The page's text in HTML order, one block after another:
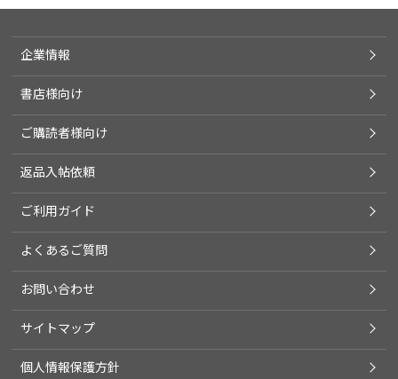
企業情報
書店様向け
ご購読者様向け
返品入帖依頼
ご利用ガイド
よくあるご質問
お問い合わせ
サイトマップ
個人情報保護方針